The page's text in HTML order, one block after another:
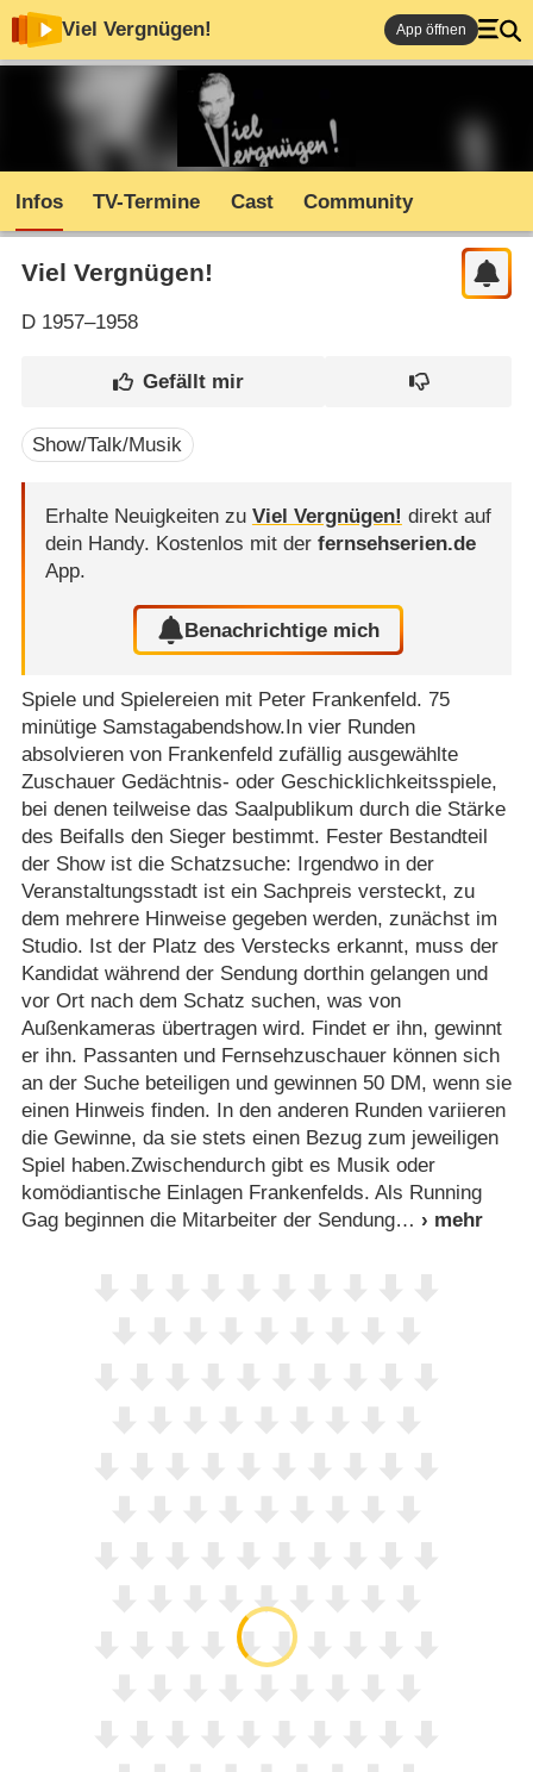
Viel Vergnügen! App öffnen
Infos TV-Termine Cast Community
Viel Vergnügen!
D1957–1958
Show/Talk/Musik
Erhalte Neuigkeiten zu Viel Vergnügen! direkt auf
dein Handy. Kostenlos mit der fernsehserien.de
App.
Benachrichtige mich
Spiele und Spielereien mit Peter Frankenfeld. 75
minütige Samstagabendshow.In vier Runden
absolvieren von Frankenfeld zufällig ausgewählte
Zuschauer Gedächtnis- oder Geschicklichkeitsspiele,
bei denen teilweise das Saalpublikum durch die Stärke
des Beifalls den Sieger bestimmt. Fester Bestandteil
der Show ist die Schatzsuche: Irgendwo in der
Veranstaltungsstadt ist ein Sachpreis versteckt, zu
dem mehrere Hinweise gegeben werden, zunächst im
Studio. Ist der Platz des Verstecks erkannt, muss der
Kandidat während der Sendung dorthin gelangen und
vor Ort nach dem Schatz suchen, was von
Außenkameras übertragen wird. Findet er ihn, gewinnt
er ihn. Passanten und Fernsehzuschauer können sich
an der Suche beteiligen und gewinnen 50 DM, wenn sie
einen Hinweis finden. In den anderen Runden variieren
die Gewinne, da sie stets einen Bezug zum jeweiligen
Spiel haben.Zwischendurch gibt es Musik oder
komödiantische Einlagen Frankenfelds. Als Running
Gag beginnen die Mitarbeiter der Sendung